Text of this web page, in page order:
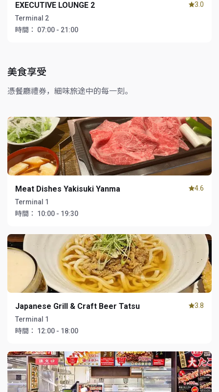
EXECUTIVE LOUNGE 2
Terminal 2
時間：
07:00 - 21:00
3.0
美食享受
憑餐廳禮券，細味旅途中的每一刻。
Meat Dishes Yakisuki Yanma
Terminal 1
時間：
10:00 - 19:30
4.6
Japanese Grill & Craft Beer Tatsu
Terminal 1
時間：
12:00 - 18:00
3.8